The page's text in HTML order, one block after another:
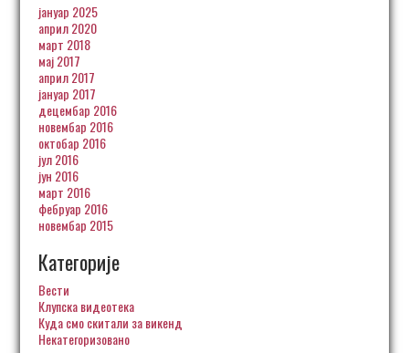
јануар 2025
април 2020
март 2018
мај 2017
април 2017
јануар 2017
децембар 2016
новембар 2016
октобар 2016
јул 2016
јун 2016
март 2016
фебруар 2016
новембар 2015
Категорије
Вести
Клупска видеотека
Куда смо скитали за викенд
Некатегоризовано